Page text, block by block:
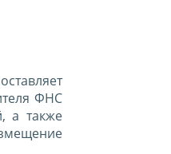
ФНС
а также